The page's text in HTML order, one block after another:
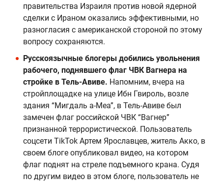
правительства Израиля против новой ядерной
сделки с Ираном оказались эффективными, но
разногласия с американской стороной по этому
вопросу сохраняются.
Русскоязычные блогеры добились увольнения
рабочего, поднявшего флаг ЧВК Вагнера на
стройке в Тель-Авиве. Напомним, вчера на
стройплощадке на улице Ибн Гвироль, возле
здания “Мигдаль а-Меа”, в Тель-Авиве был
замечен флаг российской ЧВК “Вагнер”
признанной террористической. Пользователь
соцсети TikTok Артем Ярославцев, житель Акко, в
своем блоге опубликовал видео, на котором
флаг поднят на стреле подъемного крана. Судя
по другим видео в этом блоге, пользователь не